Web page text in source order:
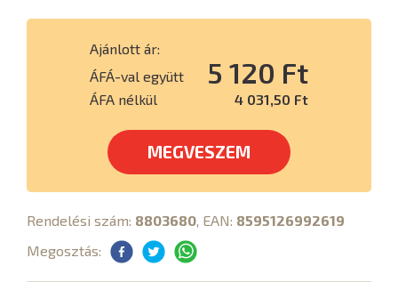
Ajánlott ár:
ÁFÁ-val együtt
5 120 Ft
ÁFA nélkül 4 031,50 Ft
MEGVESZEM
Rendelési szám: 8803680 , EAN: 8595126992619
Megosztás: